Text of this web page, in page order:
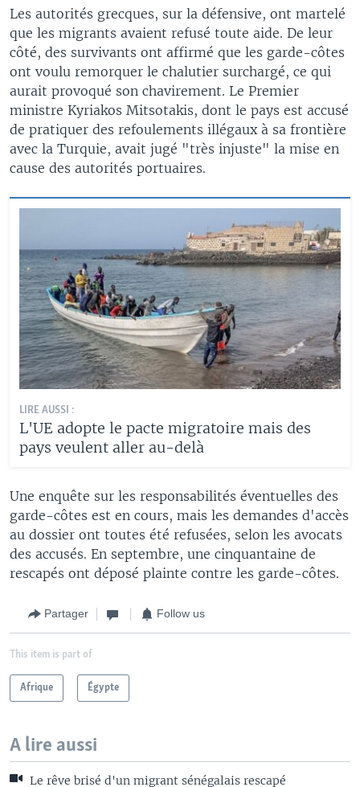
Les autorités grecques, sur la défensive, ont martelé
que les migrants avaient refusé toute aide. De leur
côté, des survivants ont affirmé que les garde-côtes
ont voulu remorquer le chalutier surchargé, ce qui
aurait provoqué son chavirement. Le Premier
ministre Kyriakos Mitsotakis, dont le pays est accusé
de pratiquer des refoulements illégaux à sa frontière
avec la Turquie, avait jugé "très injuste" la mise en
cause des autorités portuaires.
LIRE AUSSI :
L'UE adopte le pacte migratoire mais des
pays veulent aller au-delà
Une enquête sur les responsabilités éventuelles des
garde-côtes est en cours, mais les demandes d'accès
au dossier ont toutes été refusées, selon les avocats
des accusés. En septembre, une cinquantaine de
rescapés ont déposé plainte contre les garde-côtes.
Partager Follow us
This item is part of
Afrique Égypte
A lire aussi
Le rêve brisé d'un migrant sénégalais rescapé